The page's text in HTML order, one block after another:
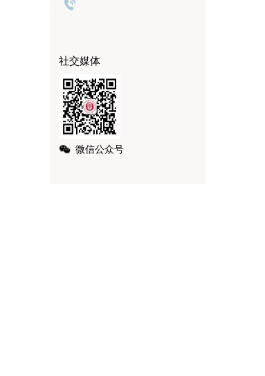
社交媒体
微信公众号